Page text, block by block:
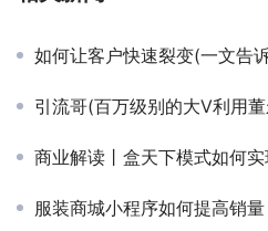
如何让客户快速裂变(一文告诉你门
引流哥(百万级别的大V利用
商业解读丨盒天下模式如何
服装商城小程序如何提高销